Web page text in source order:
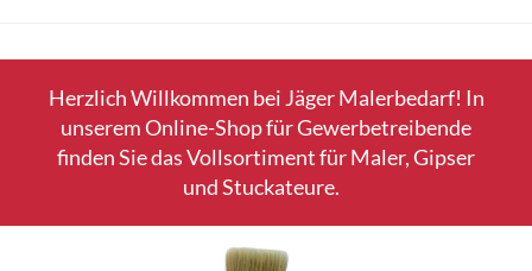
Herzlich Willkommen bei Jäger Malerbedarf! In
unserem Online-Shop für Gewerbetreibende
finden Sie das Vollsortiment für Maler, Gipser
und Stuckateure.